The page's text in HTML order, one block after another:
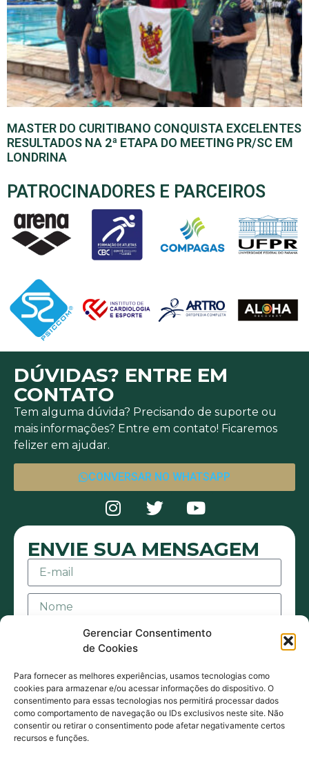
Gerenciar Consentimento
de Cookies
Para fornecer as melhores experiências, usamos tecnologias como
cookies para armazenar e/ou acessar informações do dispositivo. O
consentimento para essas tecnologias nos permitirá processar dados
como comportamento de navegação ou IDs exclusivos neste site. Não
consentir ou retirar o consentimento pode afetar negativamente certos
recursos e funções.
MASTER DO CURITIBANO CONQUISTA EXCELENTES
RESULTADOS NA 2ª ETAPA DO MEETING PR/SC EM
LONDRINA
PATROCINADORES E PARCEIROS
DÚVIDAS? ENTRE EM
CONTATO
Tem alguma dúvida? Precisando de suporte ou
mais informações? Entre em contato! Ficaremos
felizer em ajudar.
CONVERSAR NO WHATSAPP
ENVIE SUA MENSAGEM
Aceito receber mensagens ou e-mails sejam
eles de contato ou promocionais. Também
estou de acordo com acordo com a Política